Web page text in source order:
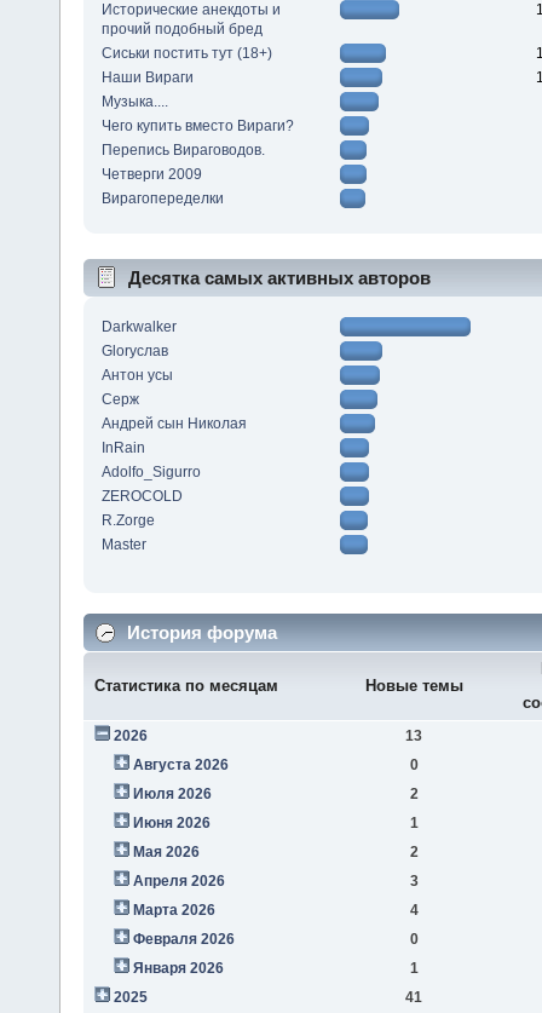
Исторические анекдоты и
прочий подобный бред
Сиськи постить тут (18+)
Наши Вираги
Музыка....
Чего купить вместо Вираги?
Перепись Вираговодов.
Четверги 2009
Вирагопеределки
Десятка самых активных авторов
Darkwalker
Gloryслав
Антон усы
Серж
Андрей сын Николая
InRain
Adolfo_Sigurro
ZEROCOLD
R.Zorge
Master
История форума
Статистика по месяцам Новые темы
2026
13
Августа 2026
0
Июля 2026
2
Июня 2026
1
Мая 2026
2
Апреля 2026
3
Марта 2026
4
Февраля 2026
0
Января 2026
1
2025
41